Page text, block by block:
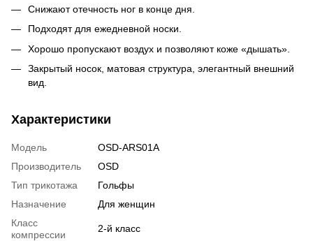
Снижают отечность ног в конце дня.
Подходят для ежедневной носки.
Хорошо пропускают воздух и позволяют коже «дышать».
Закрытый носок, матовая структура, элегантный внешний
вид.
Характеристики
Модель
OSD-ARS01A
Производитель
OSD
Тип трикотажа
Гольфы
Назначение
Для женщин
Класс
компрессии
2-й класс